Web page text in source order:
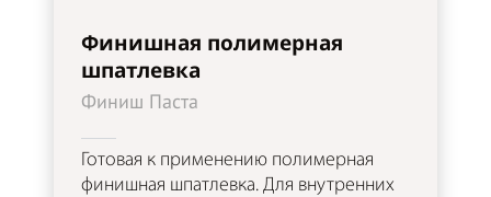
Финишная полимерная
шпатлевка
Финиш Паста
Готовая к применению полимерная
финишная шпатлевка. Для внутренних